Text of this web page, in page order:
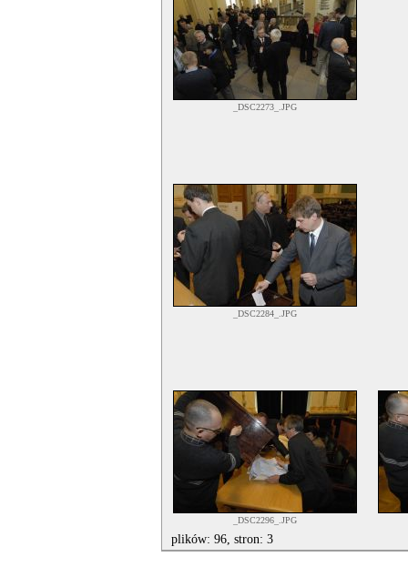
_DSC2273_.JPG
_DSC2284_.JPG
_DSC2296_.JPG
plików: 96, stron: 3